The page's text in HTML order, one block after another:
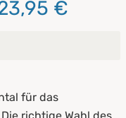
€
für das